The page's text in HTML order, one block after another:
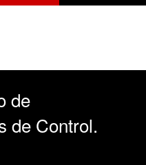
de
Control.